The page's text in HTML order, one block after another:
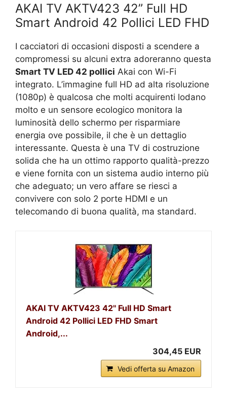
AKAI TV AKTV423 42” Full HD
Smart Android 42 Pollici LED FHD
I cacciatori di occasioni disposti a scendere a
compromessi su alcuni extra adoreranno questa
Smart TV LED 42 pollici Akai con Wi-Fi
integrato. L’immagine full HD ad alta risoluzione
(1080p) è qualcosa che molti acquirenti lodano
molto e un sensore ecologico monitora la
luminosità dello schermo per risparmiare
energia ove possibile, il che è un dettaglio
interessante. Questa è una TV di costruzione
solida che ha un ottimo rapporto qualità-prezzo
e viene fornita con un sistema audio interno più
che adeguato; un vero affare se riesci a
convivere con solo 2 porte HDMI e un
telecomando di buona qualità, ma standard.
AKAI TV AKTV423 42'' Full HD Smart
Android 42 Pollici LED FHD Smart
Android,...
304,45 EUR
Vedi offerta su Amazon